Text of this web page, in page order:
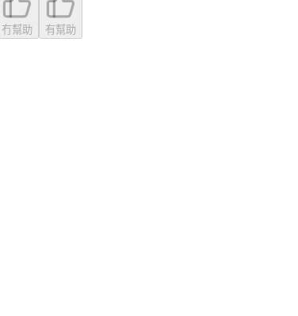
冇幫助 有幫助